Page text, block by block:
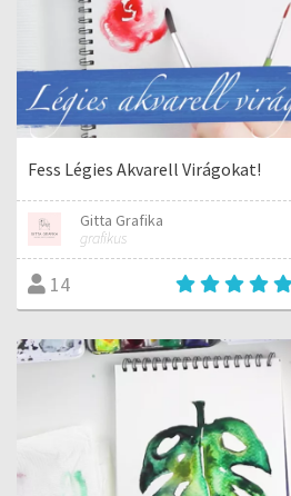
Fess Légies Akvarell Virágokat!
Gitta Grafika
grafikus
14